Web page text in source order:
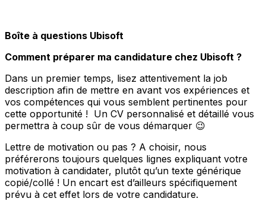
Boîte à questions Ubisoft
Comment préparer ma candidature chez Ubisoft ?
Dans un premier temps, lisez attentivement la job
description afin de mettre en avant vos expériences et
vos compétences qui vous semblent pertinentes pour
cette opportunité ! Un CV personnalisé et détaillé vous
permettra à coup sûr de vous démarquer 😉
Lettre de motivation ou pas ? A choisir, nous
préférerons toujours quelques lignes expliquant votre
motivation à candidater, plutôt qu’un texte générique
copié/collé ! Un encart est d’ailleurs spécifiquement
prévu à cet effet lors de votre candidature.